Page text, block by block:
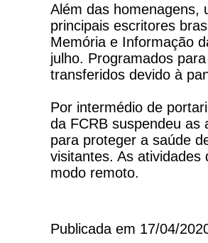
Além das homenagens,
principais escritores
Memória e Informação
julho. Programados
transferidos devido à
Por intermédio de
da FCRB suspendeu as
para proteger a saúde
visitantes. As
modo remoto.
Publicada em 17/04/